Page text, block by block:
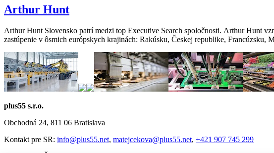
Arthur Hunt
Arthur Hunt Slovensko patrí medzi top Executive Search spoločnosti. Arthur Hunt
zastúpenie v ôsmich európskych krajinách: Rakúsku, Českej republike, Francúzsku,
plus55 s.r.o.
Obchodná 24, 811 06 Bratislava
Kontakt pre SR: info@plus55.net, matejcekova@plus55.net, +421 907 745 299